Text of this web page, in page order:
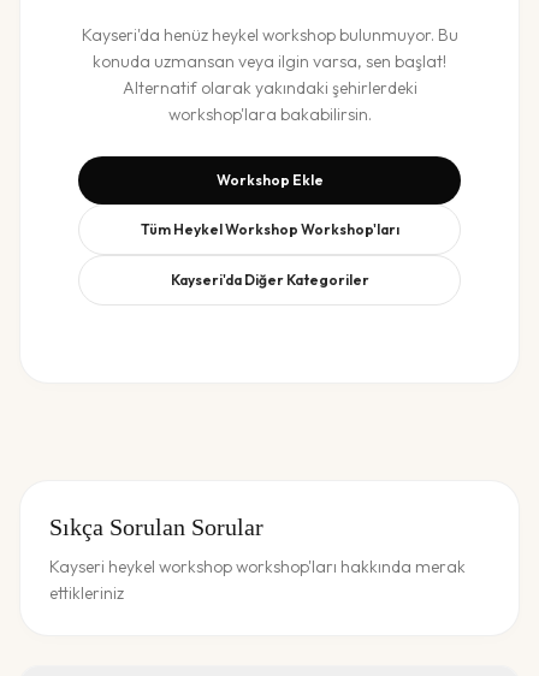
Kayseri'da henüz heykel workshopbulunmuyor. Bu
konuda uzmansan veya ilgin varsa, sen başlat!
Alternatif olarak yakındaki şehirlerdeki
workshop'lara bakabilirsin.
Workshop Ekle
Tüm Heykel Workshop Workshop'ları
Kayseri'da Diğer Kategoriler
Sıkça Sorulan Sorular
Kayseri heykel workshop workshop'ları hakkında merak
ettikleriniz